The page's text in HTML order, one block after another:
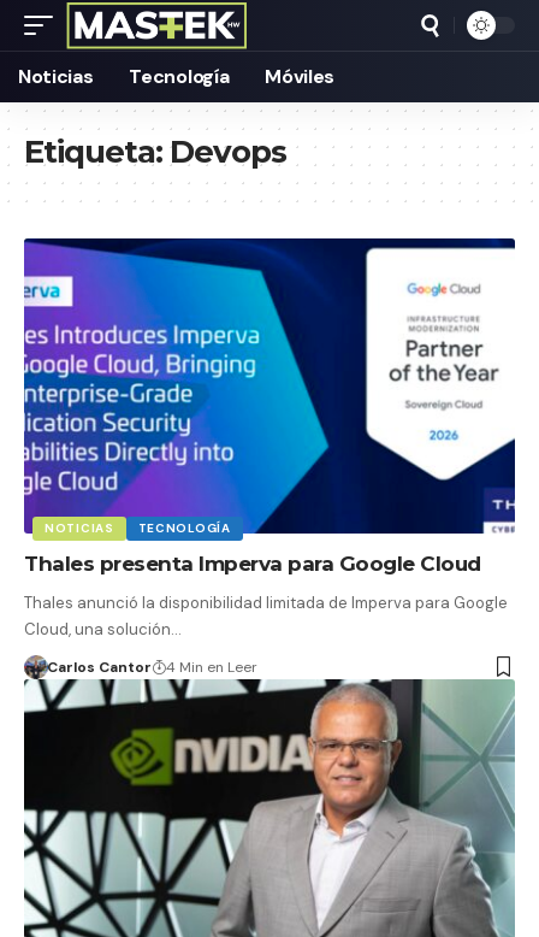
Noticias Tecnología Móviles
Etiqueta:Devops
NOTICIAS TECNOLOGÍA
Thales presenta Imperva para Google Cloud
Thales anunció la disponibilidad limitada de Imperva para Google
Cloud, una solución…
Carlos Cantor 4 Min en Leer